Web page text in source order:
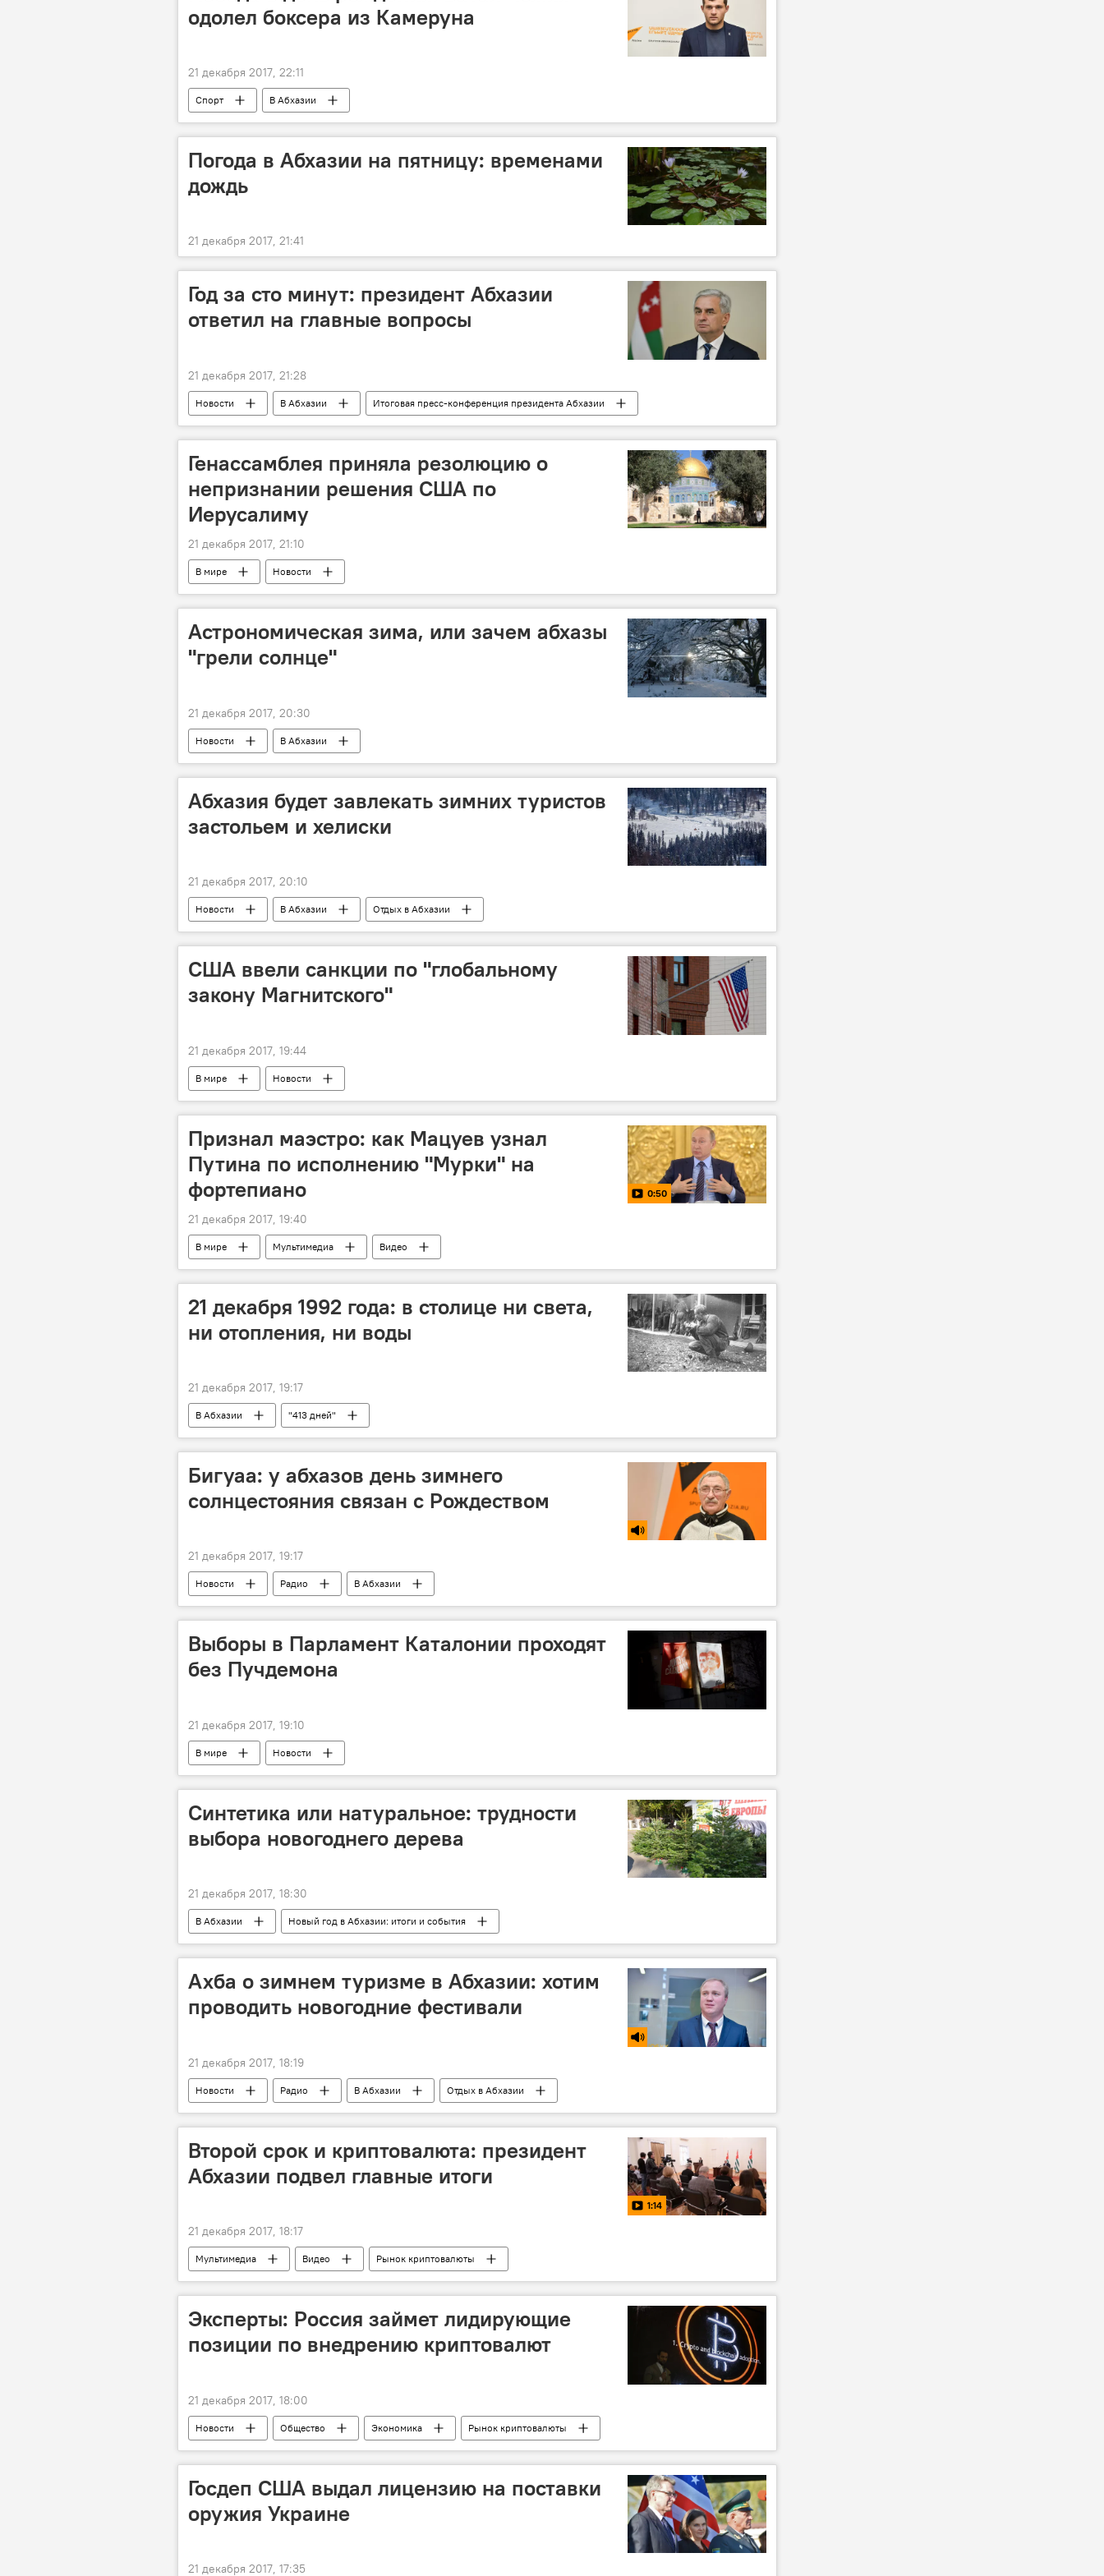
одолел боксера из Камеруна
21 декабря 2017, 22:11
Спорт В Абхазии
Погода в Абхазии на пятницу: временами
дождь
21 декабря 2017, 21:41
Год за сто минут: президент Абхазии
ответил на главные вопросы
21 декабря 2017, 21:28
Новости В Абхазии Итоговая пресс-конференция президента Абхазии
Генассамблея приняла резолюцию о
непризнании решения США по
Иерусалиму
21 декабря 2017, 21:10
В мире Новости
Астрономическая зима, или зачем абхазы
"грели солнце"
21 декабря 2017, 20:30
Новости В Абхазии
Абхазия будет завлекать зимних туристов
застольем и хелиски
21 декабря 2017, 20:10
Новости В Абхазии Отдых в Абхазии
США ввели санкции по "глобальному
закону Магнитского"
21 декабря 2017, 19:44
В мире Новости
Признал маэстро: как Мацуев узнал
Путина по исполнению "Мурки" на
фортепиано
0:50
21 декабря 2017, 19:40
В мире Мультимедиа Видео
21 декабря 1992 года: в столице ни света,
ни отопления, ни воды
21 декабря 2017, 19:17
В Абхазии "413 дней"
Бигуаа: у абхазов день зимнего
солнцестояния связан с Рождеством
21 декабря 2017, 19:17
Новости Радио В Абхазии
Выборы в Парламент Каталонии проходят
без Пучдемона
21 декабря 2017, 19:10
В мире Новости
Синтетика или натуральное: трудности
выбора новогоднего дерева
21 декабря 2017, 18:30
В Абхазии Новый год в Абхазии: итоги и события
Ахба о зимнем туризме в Абхазии: хотим
проводить новогодние фестивали
21 декабря 2017, 18:19
Новости Радио В Абхазии Отдых в Абхазии
Второй срок и криптовалюта: президент
Абхазии подвел главные итоги
1:14
21 декабря 2017, 18:17
Мультимедиа Видео Рынок криптовалюты
Эксперты: Россия займет лидирующие
позиции по внедрению криптовалют
21 декабря 2017, 18:00
Новости Общество Экономика Рынок криптовалюты
Госдеп США выдал лицензию на поставки
оружия Украине
21 декабря 2017, 17:35